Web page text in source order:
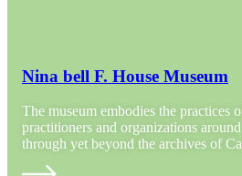
Nina bell F. House Museum
The museum embodies the practices
practitioners and organizations
through yet beyond the archives of